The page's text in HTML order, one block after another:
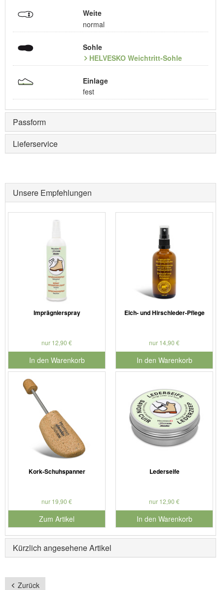
Weite
normal
Sohle
HELVESKO Weichtritt-Sohle
Einlage
fest
Passform
Lieferservice
Unsere Empfehlungen
Imprägnierspray
nur 12,90 €
In den Warenkorb
für Produktnummer 901126
Elch- und Hirschleder-Pflege
nur 14,90 €
In den Warenkorb
für Produktnummer 901181
Kork-Schuhspanner
nur 19,90 €
Zum Artikel
Lederseife
nur 12,90 €
In den Warenkorb
für Produktnummer 901127
Kürzlich angesehene Artikel
Zurück